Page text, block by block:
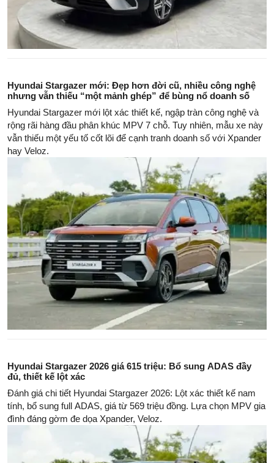
Hyundai Stargazer mới: Đẹp hơn đời cũ, nhiều công nghệ
nhưng vẫn thiếu “một mảnh ghép” để bùng nổ doanh số
Hyundai Stargazer mới lột xác thiết kế, ngập tràn công nghệ và
rộng rãi hàng đầu phân khúc MPV 7 chỗ. Tuy nhiên, mẫu xe này
vẫn thiếu một yếu tố cốt lõi để cạnh tranh doanh số với Xpander
hay Veloz.
Hyundai Stargazer 2026 giá 615 triệu: Bổ sung ADAS đầy
đủ, thiết kế lột xác
Đánh giá chi tiết Hyundai Stargazer 2026: Lột xác thiết kế nam
tính, bổ sung full ADAS, giá từ 569 triệu đồng. Lựa chọn MPV gia
đình đáng gờm đe dọa Xpander, Veloz.